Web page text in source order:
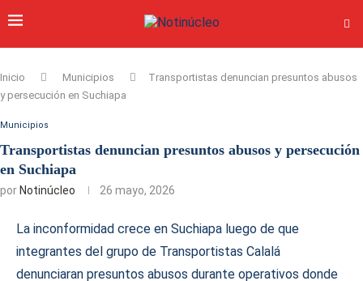
Inicio Municipios
Transportistas denuncian presuntos abusos
y persecución en Suchiapa
Municipios
Transportistas denuncian presuntos abusos y persecución
en Suchiapa
por Notinúcleo 26 mayo, 2026
La inconformidad crece en Suchiapa luego de que
integrantes del grupo de Transportistas Calalá
denunciaran presuntos abusos durante operativos donde